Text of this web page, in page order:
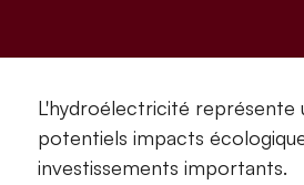
L'hydroélectricité représente
potentiels impacts
investissements importants.